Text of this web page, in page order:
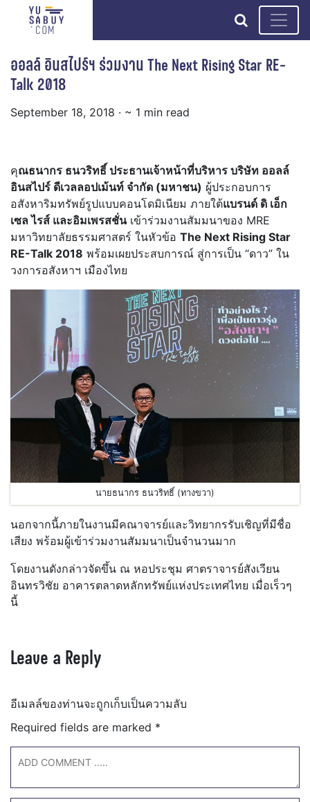
search
ออลล์ อินสไปร์ฯ ร่วมงาน The Next Rising Star RE-
Talk 2018
September 18, 2018 · ~ 1 min read
คุณธนากร ธนวริทธิ์ ประธานเจ้าหน้าที่บริหาร บริษัท ออลล์
อินสไปร์ ดีเวลลอปเม้นท์ จำกัด (มหาชน) ผู้ประกอบการ
อสังหาริมทรัพย์รูปแบบคอนโดมิเนียม ภายใต้แบรนด์ ดิ เอ็ก
เซล ไรส์ และอิมเพรสชั่นเข้าร่วมงานสัมมนาของ MRE
มหาวิทยาลัยธรรมศาสตร์ ในหัวข้อ The Next Rising Star
RE-Talk 2018 พร้อมเผยประสบการณ์ สู่การเป็น “ดาว” ใน
วงการอสังหาฯ เมืองไทย
นายธนากร ธนวริทธิ์ (ทางขวา)
นอกจากนี้ภายในงานมีคณาจารย์และวิทยากรรับเชิญที่มีชื่อ
เสียง พร้อมผู้เข้าร่วมงานสัมมนาเป็นจำนวนมาก
โดยงานดังกล่าวจัดขึ้น ณ หอประชุม ศาตราจารย์สังเวียน
อินทรวิชัย อาคารตลาดหลักทรัพย์แห่งประเทศไทย เมื่อเร็วๆ
นี้
Leave a Reply
อีเมลล์ของท่านจะถูกเก็บเป็นความลับ
Required fields are marked *